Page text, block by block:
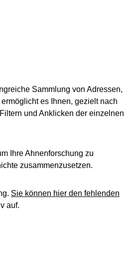
Sammlung von Adressen,
es Ihnen, gezielt nach
und Anklicken der einzelnen
Ihre Ahnenforschung zu
zusammenzusetzen.
Sie können hier den fehlenden
auf.